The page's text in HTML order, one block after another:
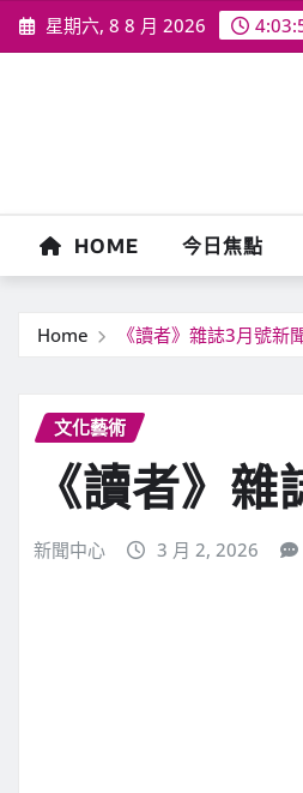
Skip
to
星期六, 8 8 月 2026
HOME 今日焦點
Home 《讀者》雜誌3月號新
文化藝術
《讀者》
新聞中心 3 月 2, 2026